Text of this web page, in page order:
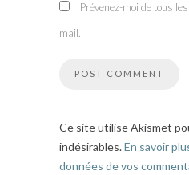
Prévenez-moi de tous
mail.
Ce site utilise Akismet
indésirables.En savoir
données de vos